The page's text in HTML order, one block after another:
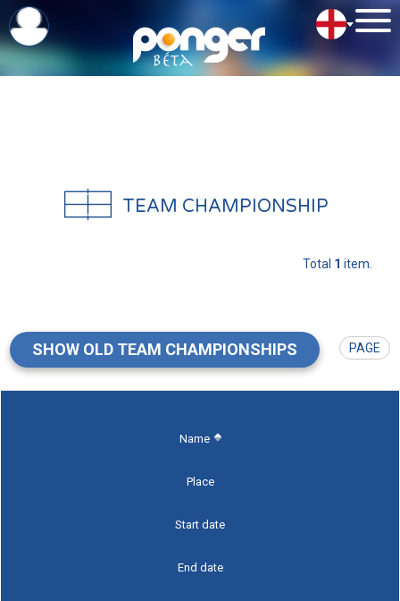
TEAM CHAMPIONSHIP
Total 1 item.
PAGE
SHOW OLD TEAM CHAMPIONSHIPS
Name
Place
Start date
End date